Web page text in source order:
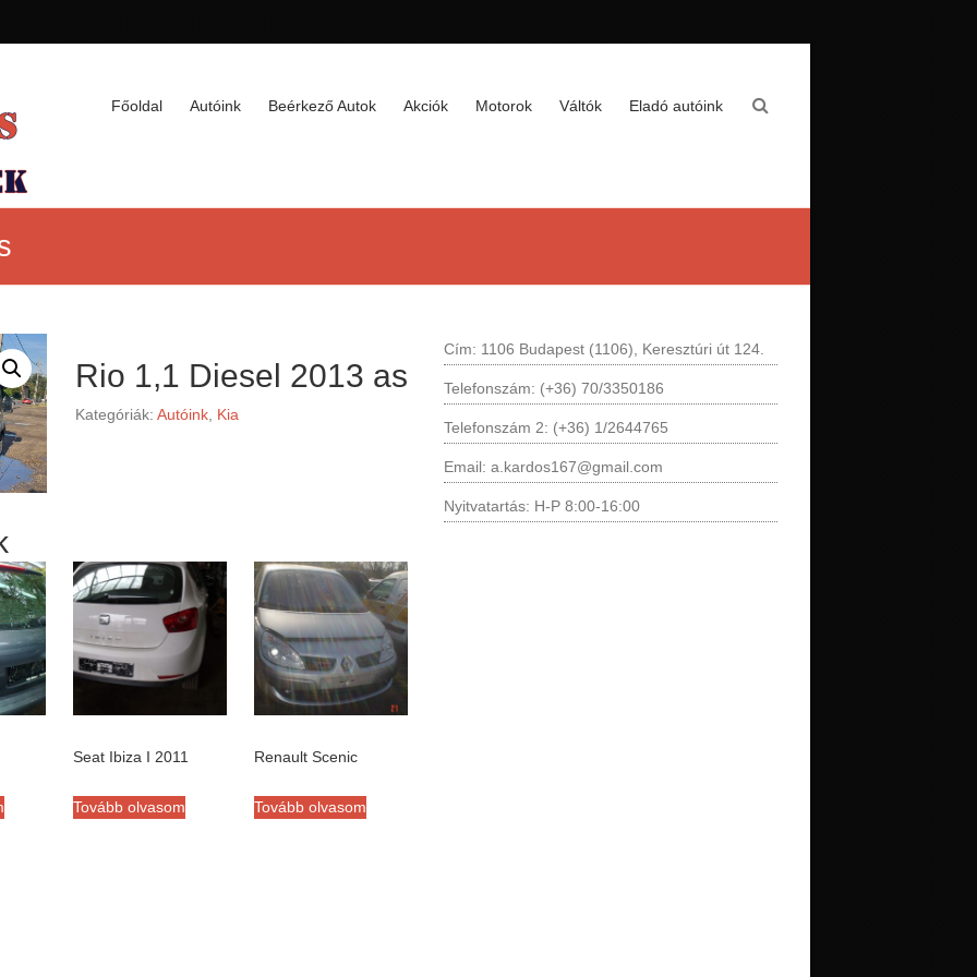
Főoldal Autóink Beérkező Autok Akciók Motorok Váltók Eladó autóink
Rio 1,1 Diesel 2013 as
Kategóriák: Autóink, Kia
Seat Ibiza I 2011
Tovább olvasom
Renault Scenic
Tovább olvasom
Cím: 1106 Budapest (1106), Keresztúri út 124.
Telefonszám: (+36) 70/3350186
Telefonszám 2: (+36) 1/2644765
Email: a.kardos167@gmail.com
Nyitvatartás: H-P 8:00-16:00